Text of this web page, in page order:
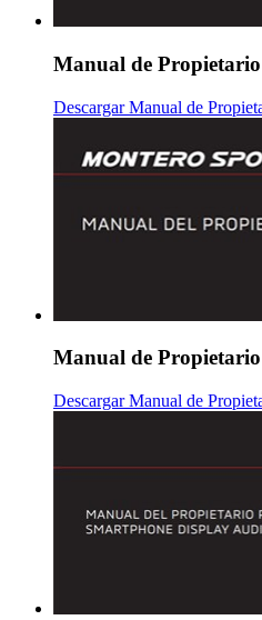
Manual de
Descargar Manual de
Manual de
Descargar Manual de